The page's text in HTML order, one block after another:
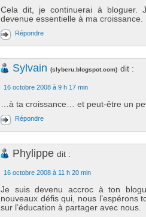
Cela dit, je continuerai à bloguer.
devenue essentielle à ma croissance.
Répondre
Sylvain (slyberu.blogspot.com) dit :
16 octobre 2008 à 9 h 17 min
…à ta croissance… et peut-être un
Répondre
Phylippe dit :
16 octobre 2008 à 11 h 20 min
Je suis devenu accroc à ton
nouveaux défis qui, nous l’espérons
sur l’éducation à partager avec nous.